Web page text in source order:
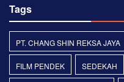
Tags
PT. CHANG SHIN REKSA JAYA
FILM PENDEK SEDEKAH